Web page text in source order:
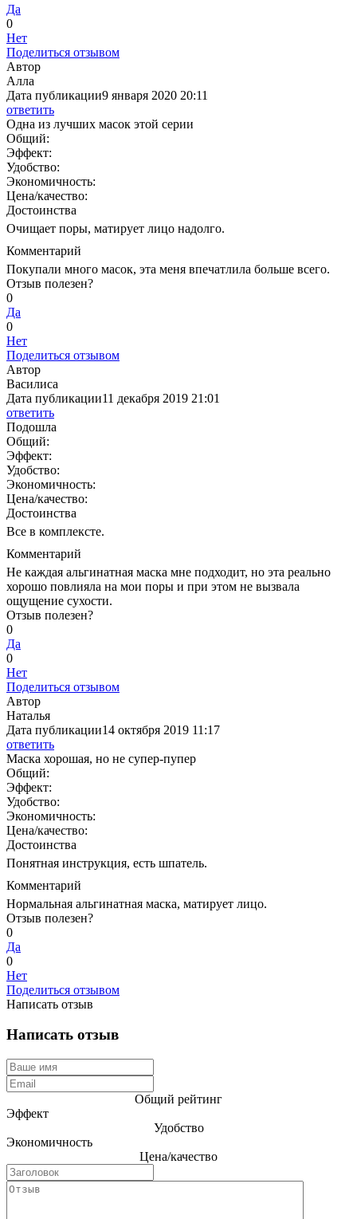
Да
0
Нет
Поделиться отзывом
Автор
Алла
Дата публикации9 января 2020 20:11
ответить
Одна из лучших масок этой серии
Общий:
Эффект:
Удобство:
Экономичность:
Цена/качество:
Достоинства
Очищает поры, матирует лицо надолго.
Комментарий
Покупали много масок, эта меня впечатлила больше всего.
Отзыв полезен?
0
Да
0
Нет
Поделиться отзывом
Автор
Василиса
Дата публикации11 декабря 2019 21:01
ответить
Подошла
Общий:
Эффект:
Удобство:
Экономичность:
Цена/качество:
Достоинства
Все в комплексте.
Комментарий
Не каждая альгинатная маска мне подходит, но эта реально
хорошо повлияла на мои поры и при этом не вызвала
ощущение сухости.
Отзыв полезен?
0
Да
0
Нет
Поделиться отзывом
Автор
Наталья
Дата публикации14 октября 2019 11:17
ответить
Маска хорошая, но не супер-пупер
Общий:
Эффект:
Удобство:
Экономичность:
Цена/качество:
Достоинства
Понятная инструкция, есть шпатель.
Комментарий
Нормальная альгинатная маска, матирует лицо.
Отзыв полезен?
0
Да
0
Нет
Поделиться отзывом
Написать отзыв
Написать отзыв
Общий рейтинг
Эффект
Удобство
Экономичность
Цена/качество